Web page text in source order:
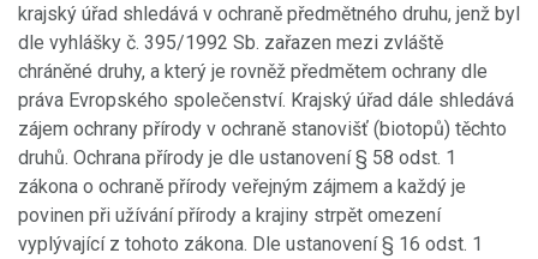
krajský úřad shledává v ochraně předmětného druhu, jenž byl
dle vyhlášky č. 395/1992 Sb. zařazen mezi zvláště
chráněné druhy, a který je rovněž předmětem ochrany dle
práva Evropského společenství. Krajský úřad dále shledává
zájem ochrany přírody v ochraně stanovišť (biotopů) těchto
druhů. Ochrana přírody je dle ustanovení § 58 odst. 1
zákona o ochraně přírody veřejným zájmem a každý je
povinen při užívání přírody a krajiny strpět omezení
vyplývající z tohoto zákona. Dle ustanovení § 16 odst. 1